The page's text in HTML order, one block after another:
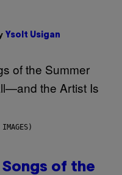
Ysolt Usigan
of the